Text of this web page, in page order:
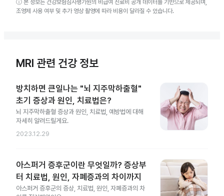
ⓘ 본 정보는 건강보험심사평가원의 비급여 진료비 공개 데이터를 기반으로 제공되며,
조영제 사용 여부 및 추가 영상 촬영에 따라 비용이 달라질 수 있습니다.
MRI 관련 건강 정보
방치하면 큰일나는 "뇌 지주막하출혈"
초기 증상과 원인, 치료법은?
뇌 지주막하출혈 증상과 원인, 치료법, 예방법에 대해
자세히 알려드릴게요.
2023.12.29
아스퍼거 증후군이란 무엇일까? 증상부
터 치료법, 원인, 자폐증과의 차이까지
아스퍼거 증후군의 증상, 치료법, 원인, 자폐증과의 차